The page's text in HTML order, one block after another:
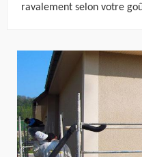
ravalement selon votre